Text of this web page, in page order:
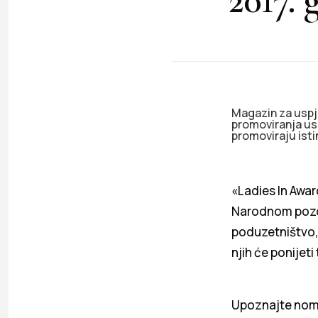
Magazin za
promoviranja
promoviraju
«Ladies In
Narodnom
njih će ponijeti
Upoznajte